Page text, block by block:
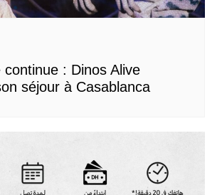
continue : Dinos Alive
séjour à Casablanca